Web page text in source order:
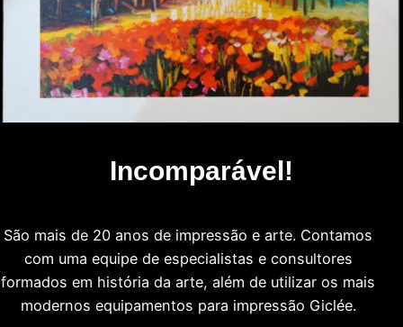
Incomparável!
São mais de 20 anos de impressão e arte. Contamos
com uma equipe de especialistas e consultores
formados em história da arte, além de utilizar os mais
modernos equipamentos para impressão Giclée.